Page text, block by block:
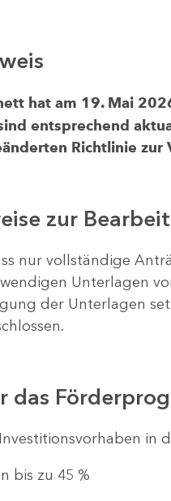
hat am 19. Mai
entsprechend
Richtlinie zur
zur
nur vollständige
Unterlagen
der Unterlagen
das
in
bis zu 45 %